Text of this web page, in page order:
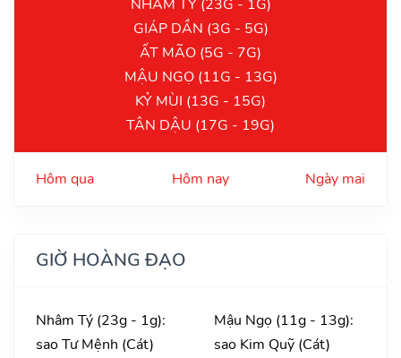
NHÂM TÝ (23G - 1G)
GIÁP DẦN (3G - 5G)
ẤT MÃO (5G - 7G)
MẬU NGỌ (11G - 13G)
KỶ MÙI (13G - 15G)
TÂN DẬU (17G - 19G)
Hôm qua Hôm nay Ngày mai
GIỜ HOÀNG ĐẠO
Nhâm Tý (23g - 1g):
sao Tư Mệnh (Cát)
Mậu Ngọ (11g - 13g):
sao Kim Quỹ (Cát)